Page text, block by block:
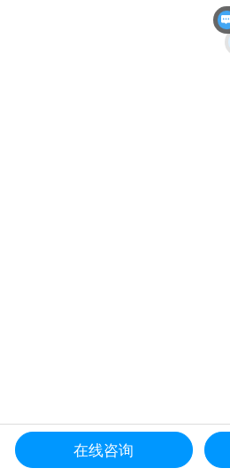
更多资讯
在线咨询